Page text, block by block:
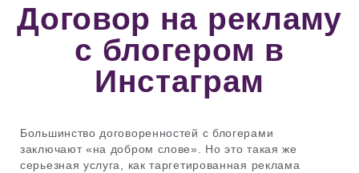
Договор на рекламу
с блогером в
Инстаграм
Большинство договоренностей с блогерами
заключают «на добром слове». Но это такая же
серьезная услуга, как таргетированная реклама